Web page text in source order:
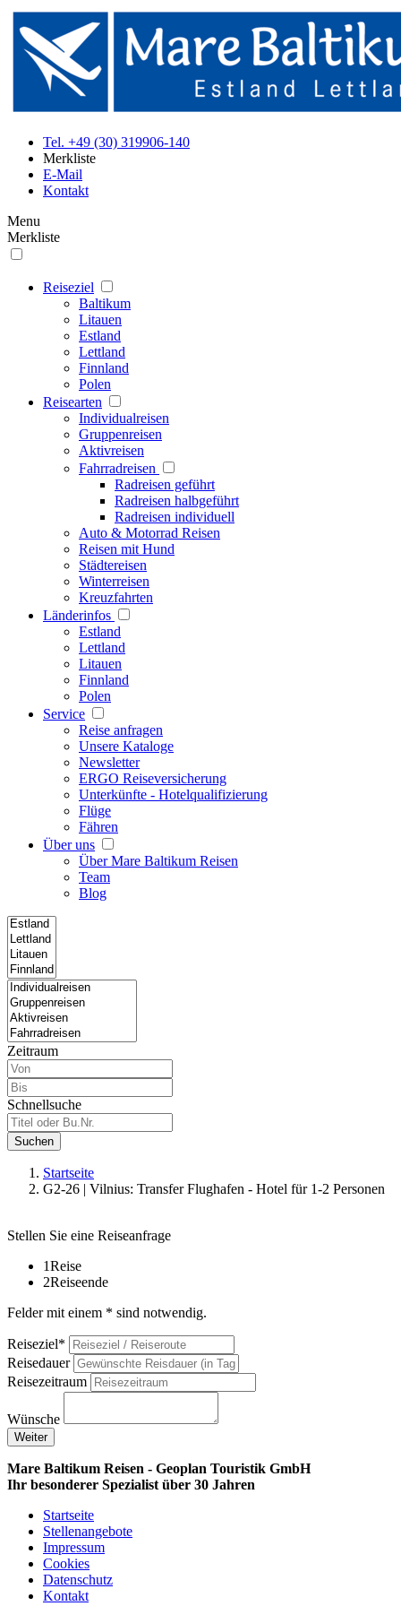
Tel. +49 (30) 319906-140
Merkliste
E-Mail
Kontakt
Menu
Merkliste
Reiseziel
Baltikum
Litauen
Estland
Lettland
Finnland
Polen
Reisearten
Individualreisen
Gruppenreisen
Aktivreisen
Fahrradreisen
Radreisen geführt
Radreisen halbgeführt
Radreisen individuell
Auto & Motorrad Reisen
Reisen mit Hund
Städtereisen
Winterreisen
Kreuzfahrten
Länderinfos
Estland
Lettland
Litauen
Finnland
Polen
Service
Reise anfragen
Unsere Kataloge
Newsletter
ERGO Reiseversicherung
Unterkünfte - Hotelqualifizierung
Flüge
Fähren
Über uns
Über Mare Baltikum Reisen
Team
Blog
Zeitraum
Schnellsuche
Suchen
Startseite
G2-26 | Vilnius: Transfer Flughafen - Hotel für 1-2 Personen
Stellen Sie eine Reiseanfrage
1Reise
2Reiseende
Felder mit einem * sind notwendig.
Reiseziel*
Reisedauer
Reisezeitraum
Wünsche
Weiter
Mare Baltikum Reisen - Geoplan Touristik GmbH
Ihr besonderer Spezialist über 30 Jahren
Startseite
Stellenangebote
Impressum
Cookies
Datenschutz
Kontakt